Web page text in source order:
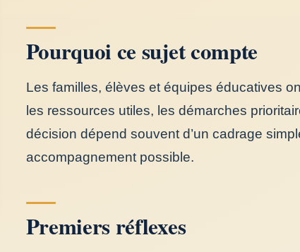
Pourquoi ce sujet compte
Les familles, élèves et équipes éducatives
les ressources utiles, les démarches
décision dépend souvent d’un cadrage
accompagnement possible.
Premiers réflexes